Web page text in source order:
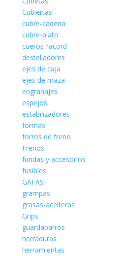
Cubiertas
cubre-cadena
cubre-plato
cueros-racord
destelladores
ejes de caja
ejes de maza
engranajes
espejos
estabilizadores
formas
forros de freno
Frenos
fundas y accesorios
fusibles
GAFAS
grampas
grasas-aceiteras
Grips
guardabarros
herraduras
herramientas